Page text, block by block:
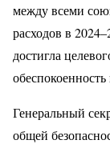
между всеми
расходов в
достигла
Генеральный
общей